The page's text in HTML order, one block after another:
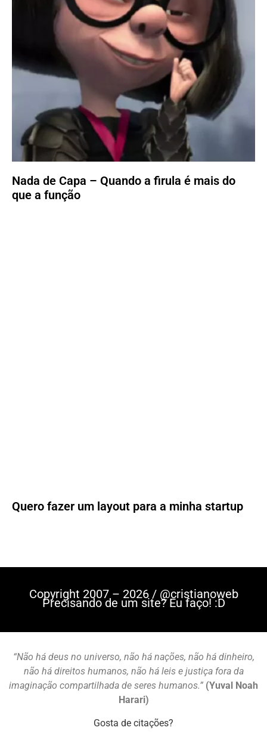
Nada de Capa – Quando a firula é mais do
que a função
Quero fazer um layout para a minha startup
Copyright 2007 – 2026 / @cristianoweb
Precisando de um site? Eu faço! :D
“Não há deus no universo, não há nações, não há dinheiro,
não há direitos humanos, não há leis e justiça fora da
imaginação compartilhada de seres humanos.” (Yuval Noah
Harari)
Gosta de citações?